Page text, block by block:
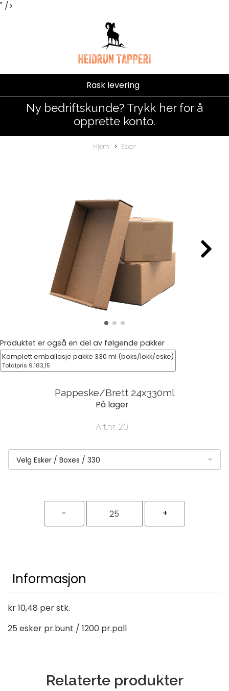
" />
Rask levering
Ny bedriftskunde? Trykk her for å
opprette konto.
Hjem Esker
Produktet er også en del av følgende pakker
Komplett emballasje pakke 330 ml (boks/lokk/eske)
Totalpris 9.183,15
Pappeske/Brett 24x330ml
På lager
Art.nr: 20
Velg Esker / Boxes / 330
Informasjon
kr 10,48 per stk.
25 esker pr.bunt / 1200 pr.pall
Relaterte produkter